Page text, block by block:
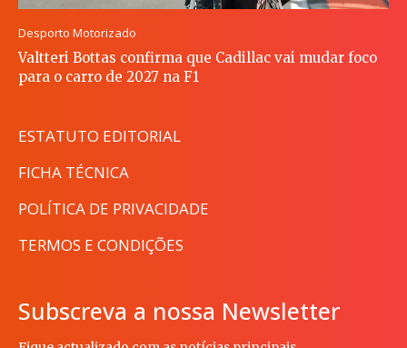
Desporto Motorizado
Valtteri Bottas confirma que Cadillac vai mudar foco
para o carro de 2027 na F1
ESTATUTO EDITORIAL
FICHA TÉCNICA
POLÍTICA DE PRIVACIDADE
TERMOS E CONDIÇÕES
Subscreva a nossa Newsletter